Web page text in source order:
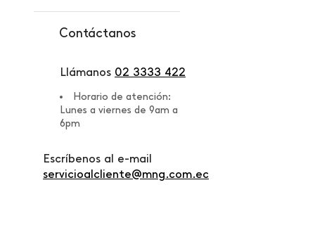
Contáctanos
Llámanos 02 3333 422
Horario de atención:
Lunes a viernes de 9am a
6pm
Escríbenos al e-mail
servicioalcliente@mng.com.ec